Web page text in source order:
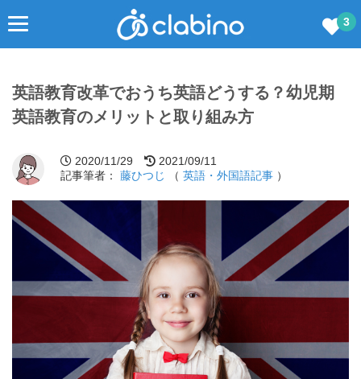
3
英語教育改革でおうち英語どうする？幼児期
英語教育のメリットと取り組み方
2020/11/29
2021/09/11
記事筆者：
藤ひつじ （ 英語・外国語記事 ）